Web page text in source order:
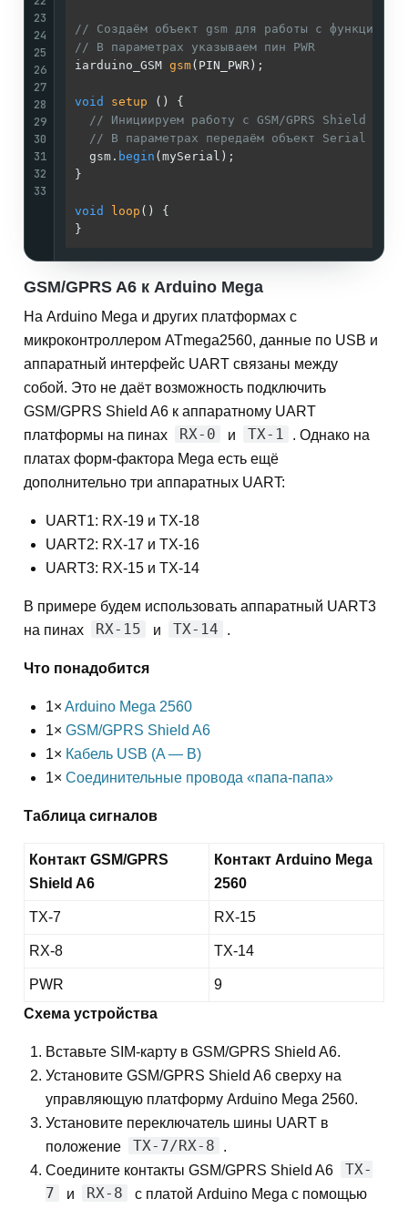
23
24
25
26
27
28
29
30
31
32
33
// Создаём объект gsm для работы с функциями
// В параметрах указываем пин PWR
iarduino_GSM gsm(PIN_PWR) ;
void setup ()
{
// Инициируем работу с GSM/GPRS Shield A6
// В параметрах передаём объект Serial к
  gsm.
begin (mySerial);
}
void loop ()
{
GSM/GPRS A6 к Arduino Mega
На Arduino Mega и других платформах с
микроконтроллером ATmega2560, данные по USB и
аппаратный интерфейс UART связаны между
собой. Это не даёт возможность подключить
GSM/GPRS Shield A6 к аппаратному UART
платформы на пинах
RX-0 и TX-1
. Однако на
платах форм-фактора Mega есть ещё
дополнительно три аппаратных UART:
UART1: RX-19 и TX-18
UART2: RX-17 и TX-16
UART3: RX-15 и TX-14
В примере будем использовать аппаратный UART3
на пинах
RX-15 и TX-14 .
Что понадобится
1× Arduino Mega 2560
1× GSM/GPRS Shield A6
1× Кабель USB (A — B)
1× Соединительные провода «папа-папа»
Таблица сигналов
Контакт GSM/GPRS
Shield A6
Контакт Arduino Mega
2560
TX-7 RX-15
RX-8 TX-14
PWR
9
Схема устройства
Вставьте SIM-карту в GSM/GPRS Shield A6.
Установите GSM/GPRS Shield A6 сверху на
управляющую платформу Arduino Mega 2560.
Установите переключатель шины UART в
положение
TX-7/RX-8
.
Соедините контакты GSM/GPRS Shield A6
TX-
7
и RX-8
с платой Arduino Mega с помощью